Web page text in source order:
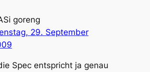
goreng
29. September
Spec entspricht ja genau